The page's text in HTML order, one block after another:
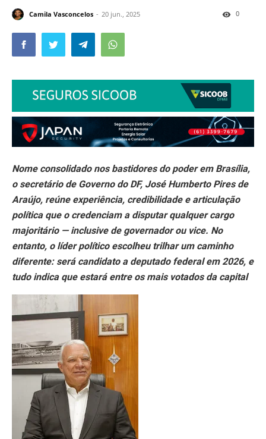
Camila Vasconcelos 20 jun., 2025 0
Nome consolidado nos bastidores do poder em Brasília,
o secretário de Governo do DF, José Humberto Pires de
Araújo, reúne experiência, credibilidade e articulação
política que o credenciam a disputar qualquer cargo
majoritário — inclusive de governador ou vice. No
entanto, o líder político escolheu trilhar um caminho
diferente: será candidato a deputado federal em 2026, e
tudo indica que estará entre os mais votados da capital